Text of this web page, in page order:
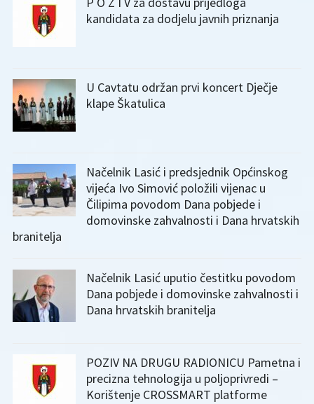
kandidata za dodjelu javnih priznanja
U Cavtatu održan prvi koncert Dječje
klape Škatulica
Načelnik Lasić i predsjednik Općinskog
vijeća Ivo Simović položili vijenac u
Čilipima povodom Dana pobjede i
domovinske zahvalnosti i Dana hrvatskih
branitelja
Načelnik Lasić uputio čestitku povodom
Dana pobjede i domovinske zahvalnosti i
Dana hrvatskih branitelja
POZIV NA DRUGU RADIONICU Pametna i
precizna tehnologija u poljoprivredi –
Korištenje CROSSMART platforme